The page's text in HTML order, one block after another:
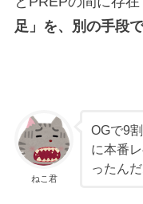
足」を、別の手段
ねこ君
OGで9
に本番
ったん